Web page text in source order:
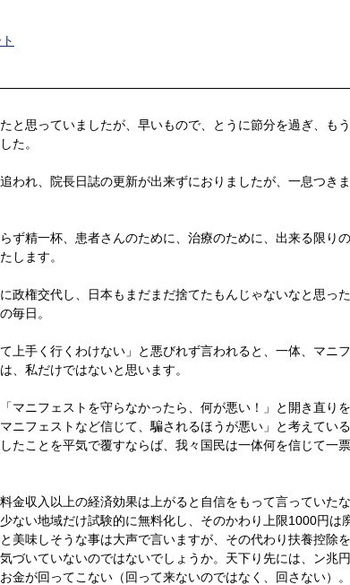
と思っていましたが、早いもので、とうに節分を過ぎ、も
た。
われ、院長日誌の更新が出来ずにおりましたが、一息つき
ず精一杯、患者さんのために、治療のために、出来る限り
します。
政権交代し、日本もまだまだ捨てたもんじゃないなと思っ
毎日。
上手く行くわけない」と悪びれず言われると、一体、マニ
、私だけではないと思います。
マニフェストを守らなかったら、何が悪い！」と開き直り
ニフェストなど信じて、騙されるほうが悪い」と考えてい
たことを平気で覆すならば、我々国民は一体何を信じて一
金収入以上の経済効果は上がると自信をもって言っていた
ない地域だけ試験的に無料化し、そのかわり上限1000円は
美味しそうな事は大声で言いますが、その代わり扶養控除
づいていないのではないでしょうか。天下り先には、ン兆
金が回ってこない（回って来ないのではなく、回さない）。